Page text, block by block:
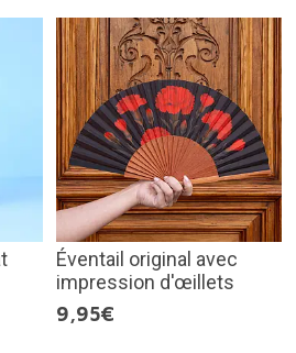
Éventail original avec
impression d'œillets
9,95€